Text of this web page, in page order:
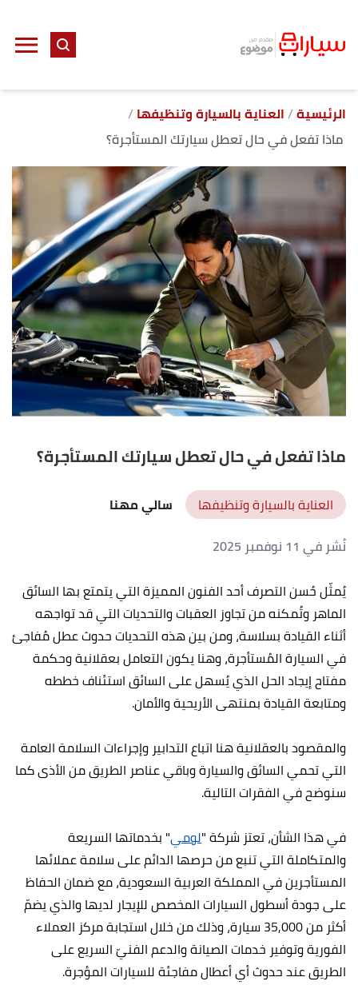
الرئيسية العناية بالسيارة وتنظيفها
ماذا تفعل في حال تعطل سيارتك المستأجرة؟
ماذا تفعل في حال تعطل سيارتك المستأجرة؟
العناية بالسيارة وتنظيفها
سالي مهنا
نُشر في 11 نوفمبر 2025
يُمثّل حُسن التصرف أحد الفنون المميزة التي يتمتع بها السائق
الماهر وتُمكنه من تجاوز العقبات والتحديات التي قد تواجهه
أثناء القيادة بسلاسة، ومن بين هذه التحديات حدوث عطل مُفاجئ
في السيارة المُستأجرة، وهنا يكون التعامل بعقلانية وحكمة
مفتاح إيجاد الحل الذي يُسهل على السائق استئناف خططه
ومتابعة القيادة بمنتهى الأريحية والأمان.
والمقصود بالعقلانية هنا اتباع التدابير وإجراءات السلامة العامة
التي تحمي السائق والسيارة وباقي عناصر الطريق من الأذى كما
سنوضح في الفقرات التالية.
في هذا الشأن، تعتز شركة "لومي" بخدماتها السريعة
والمتكاملة التي تنبع من حرصها الدائم على سلامة عملائها
المستأجرين في المملكة العربية السعودية، مع ضمان الحفاظ
على جودة أسطول السيارات المخصص للإيجار لديها والذي يضمّ
أكثر من 35,000 سيارة، وذلك من خلال استجابة مركز العملاء
الفورية وتوفير خدمات الصيانة والدعم الفنيّ السريع على
الطريق عند حدوث أي أعطال مفاجئة للسيارات المؤجرة.